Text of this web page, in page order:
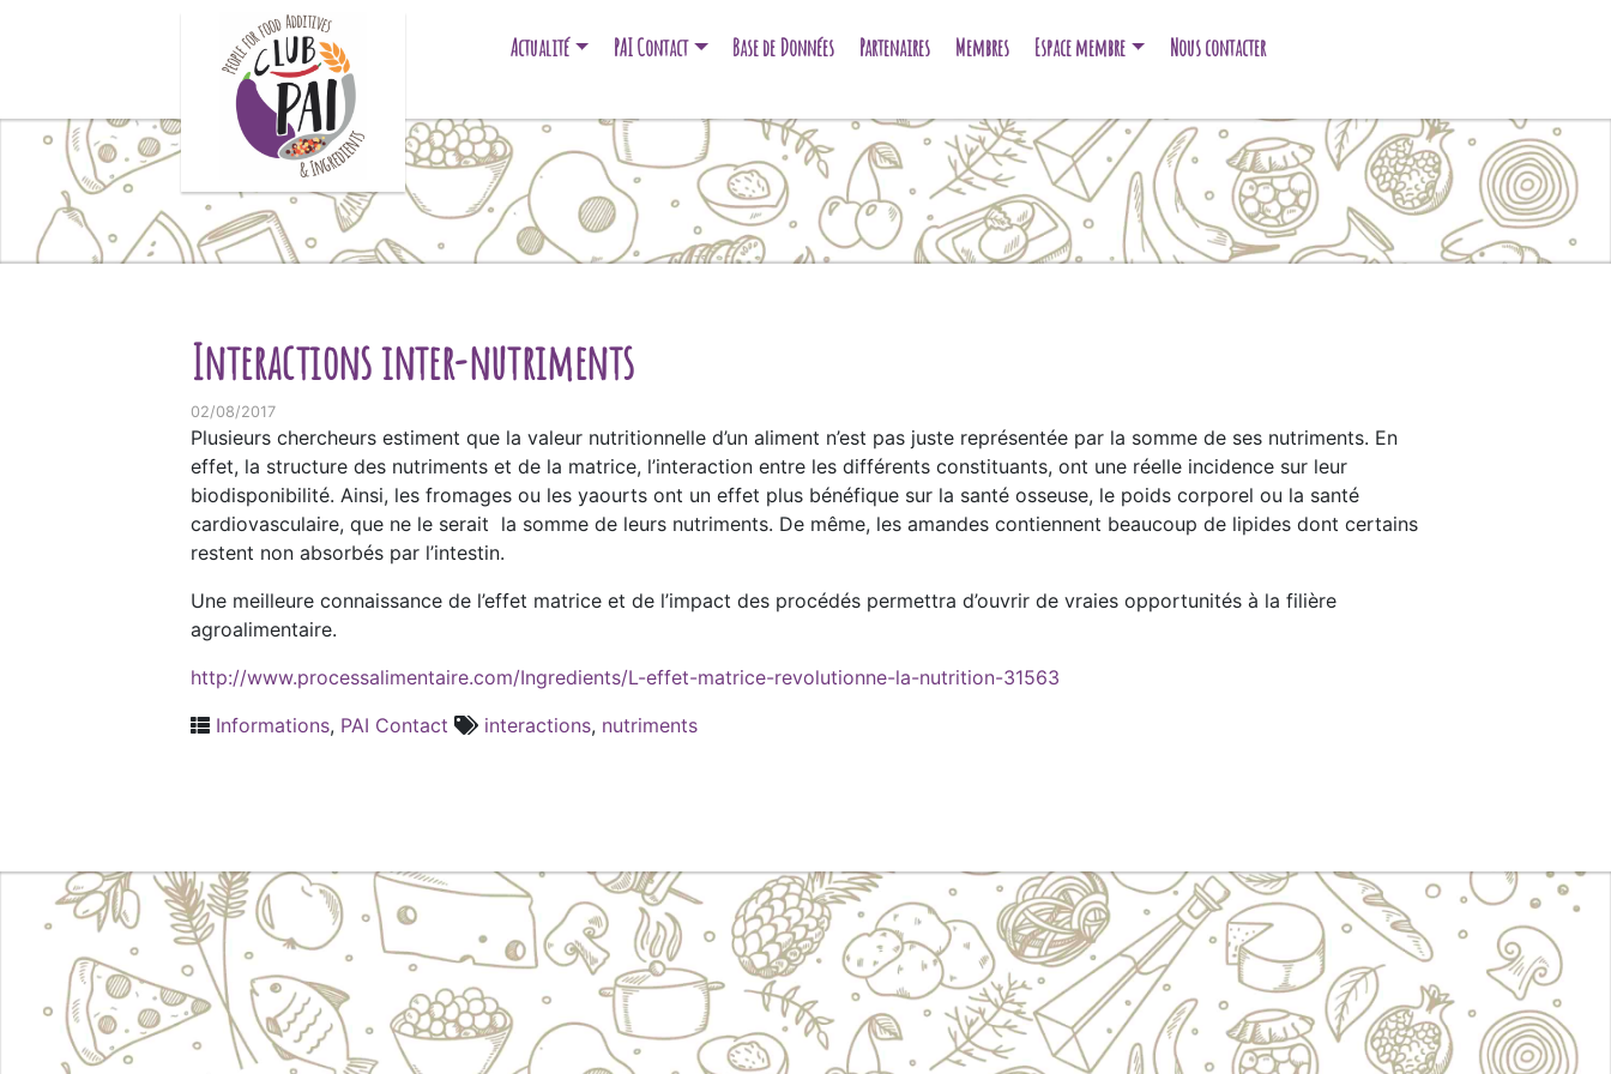
Actualité PAI Contact Base de Données Partenaires Membres Espace membre Nous contacter
Interactions inter-nutriments
02/08/2017
Plusieurs chercheurs estiment que la valeur nutritionnelle d’un aliment n’est pas juste représentée par la somme de ses nutriments. En
effet, la structure des nutriments et de la matrice, l’interaction entre les différents constituants, ont une réelle incidence sur leur
biodisponibilité. Ainsi, les fromages ou les yaourts ont un effet plus bénéfique sur la santé osseuse, le poids corporel ou la santé
cardiovasculaire, que ne le serait la somme de leurs nutriments. De même, les amandes contiennent beaucoup de lipides dont certains
restent non absorbés par l’intestin.
Une meilleure connaissance de l’effet matrice et de l’impact des procédés permettra d’ouvrir de vraies opportunités à la filière
agroalimentaire.
http://www.processalimentaire.com/Ingredients/L-effet-matrice-revolutionne-la-nutrition-31563
Informations, PAI Contact interactions, nutriments